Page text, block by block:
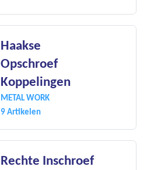
Haakse
Opschroef
Koppelingen
METAL WORK
9 Artikelen
Rechte Inschroef